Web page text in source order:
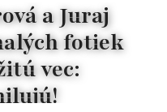
a Juraj
fotiek
vec: